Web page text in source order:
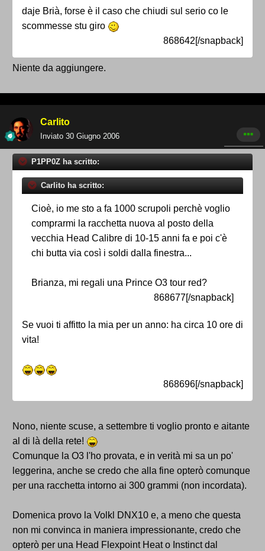
daje Brià, forse è il caso che chiudi sul serio co le
scommesse stu giro
868642[/snapback]
Niente da aggiungere.
Carlito
Inviato 30 Giugno 2006
P1PP0Z ha scritto:
Carlito ha scritto:
Cioè, io me sto a fa 1000 scrupoli perchè voglio
comprarmi la racchetta nuova al posto della
vecchia Head Calibre di 10-15 anni fa e poi c'è
chi butta via così i soldi dalla finestra...
Brianza, mi regali una Prince O3 tour red?
868677[/snapback]
Se vuoi ti affitto la mia per un anno: ha circa 10 ore di
vita!
868696[/snapback]
Nono, niente scuse, a settembre ti voglio pronto e aitante
al di là della rete!
Comunque la O3 l'ho provata, e in verità mi sa un po'
leggerina, anche se credo che alla fine opterò comunque
per una racchetta intorno ai 300 grammi (non incordata).
Domenica provo la Volkl DNX10 e, a meno che questa
non mi convinca in maniera impressionante, credo che
opterò per una Head Flexpoint Heat o Instinct dal